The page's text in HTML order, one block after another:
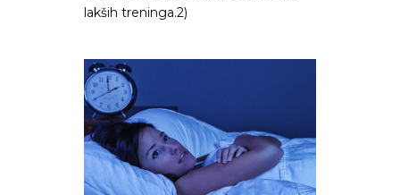
lakših treninga.2)